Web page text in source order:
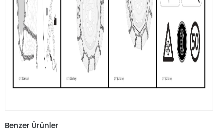
Benzer Ürünler